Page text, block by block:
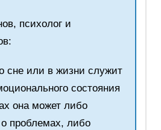
психолог и
сне или в жизни служит
состояния
она может либо
проблемах, либо